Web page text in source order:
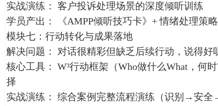
实战演练： 客户投诉处理场景的深度倾听训练
学员产出： 《AMPP倾听技巧卡》+ 情绪处理策
模块七：行动转化与成果落地
解决问题： 对话很精彩但缺乏后续行动，说得好
核心工具： W³行动框架（Who做什么What，何
择
实战演练： 综合案例完整流程演练（识别→安